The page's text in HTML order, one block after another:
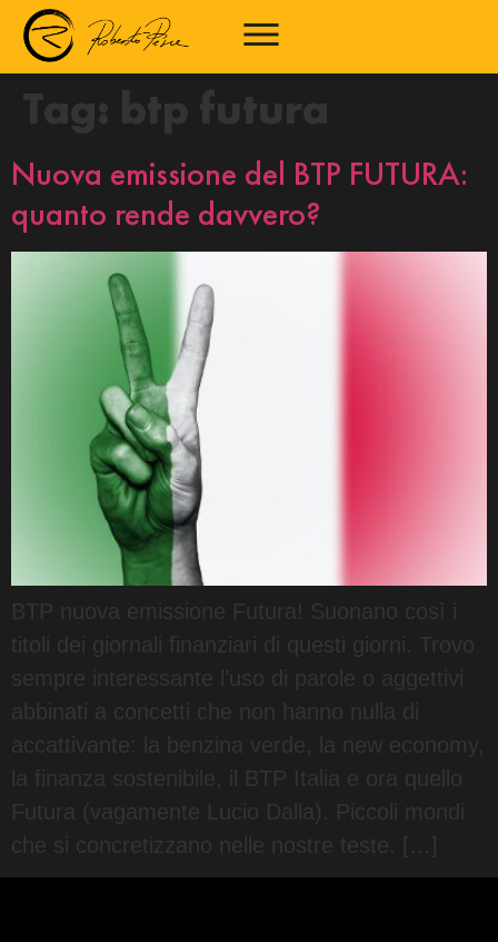
Tag: btp futura
Nuova emissione del BTP FUTURA:
quanto rende davvero?
BTP nuova emissione Futura! Suonano così i
titoli dei giornali finanziari di questi giorni. Trovo
sempre interessante l’uso di parole o aggettivi
accattivante: la benzina verde, la new economy,
la finanza sostenibile, il BTP Italia e ora quello
Futura (vagamente Lucio Dalla). Piccoli mondi
che si concretizzano nelle nostre teste. […]